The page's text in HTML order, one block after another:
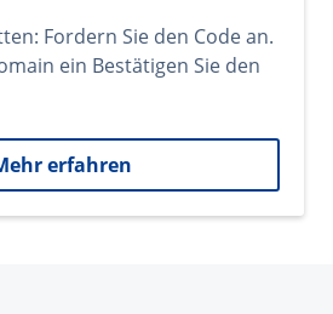
Fordern Sie den Code an.
ein Bestätigen Sie den
erfahren